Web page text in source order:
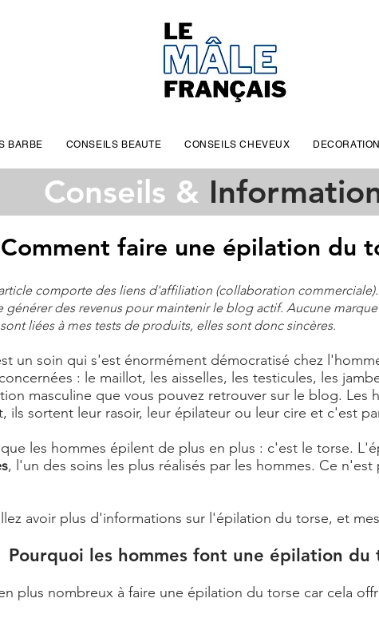
Conseils &
Comment faire une épilation du
comporte des liens d'affiliation (collaboration
des revenus pour maintenir le blog actif. Aucune
liées à mes tests de produits, elles sont donc sincères.
un soin qui s'est énormément démocratisé chez
: le maillot, les aisselles, les testicules, les
masculine que vous pouvez retrouver sur le blog. Les
ils sortent leur rasoir, leur épilateur ou leur cire et c'est
les hommes épilent de plus en plus : c'est le torse.
, l'un des soins les plus réalisés par les hommes. Ce
avoir plus d'informations sur l'épilation du torse, et
Pourquoi les hommes font une épilation du
plus nombreux à faire une épilation du torse car cela
BARBE CONSEILS BEAUTE CONSEILS CHEVEUX DECORATION